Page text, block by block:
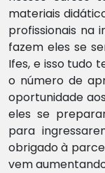
materiais
profissionais na
fazem eles se
Ifes, e isso tudo
o número de
oportunidade
eles se
para
obrigado à
vem